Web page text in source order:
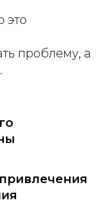
это
проблему, а